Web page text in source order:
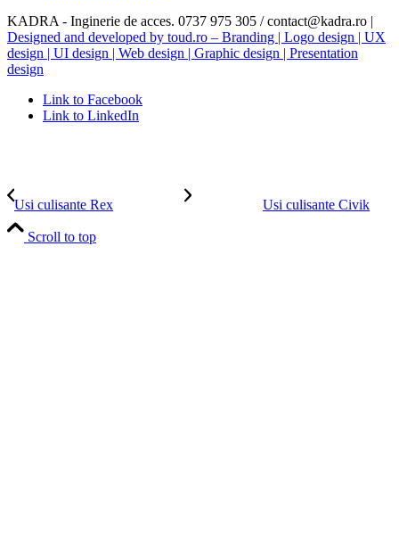
KADRA - Inginerie de acces. 0737 975 305 / contact@kadra.ro |
Designed and developed by toud.ro – Branding | Logo design | UX
design | UI design | Web design | Graphic design | Presentation
design
Link to Facebook
Link to LinkedIn
Usi culisante Rex Usi culisante Civik
Scroll to top